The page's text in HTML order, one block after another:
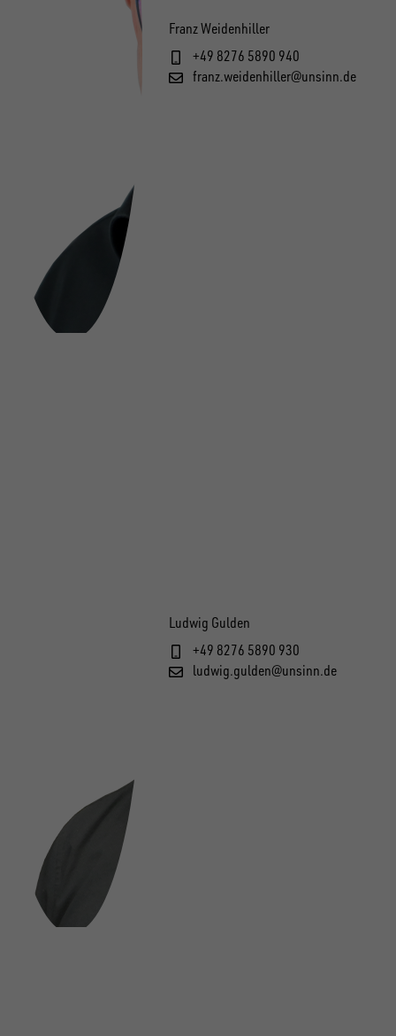
Franz Weidenhiller
+49 8276 5890 940
franz.weidenhiller@unsinn.de
Ludwig Gulden
+49 8276 5890 930
ludwig.gulden@unsinn.de